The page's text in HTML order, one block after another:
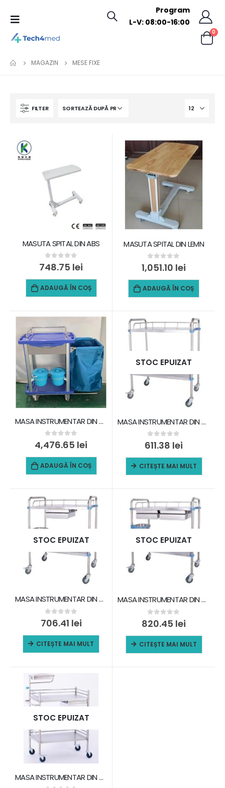
Program
L-V: 08:00-16:00
0
MAGAZIN MESE FIXE
FILTER
MASUTA SPITAL DIN ABS
0out of 5
748.75 lei
ADAUGĂ ÎN COȘ
MASUTA SPITAL DIN LEMN
0out of 5
1,051.10 lei
ADAUGĂ ÎN COȘ
MASA INSTRUMENTAR DIN ABS CU COS DE RUFE
0out of 5
4,476.65 lei
ADAUGĂ ÎN COȘ
STOC EPUIZAT
MASA INSTRUMENTAR DIN OTEL INOXIDABIL
0out of 5
611.38 lei
CITEȘTE MAI MULT
STOC EPUIZAT
MASA INSTRUMENTAR DIN OTEL INOXIDABIL
0out of 5
706.41 lei
CITEȘTE MAI MULT
STOC EPUIZAT
MASA INSTRUMENTAR DIN OTEL INOXIDABIL
0out of 5
820.45 lei
CITEȘTE MAI MULT
STOC EPUIZAT
MASA INSTRUMENTAR DIN OTEL INOXIDABIL CU HUSA